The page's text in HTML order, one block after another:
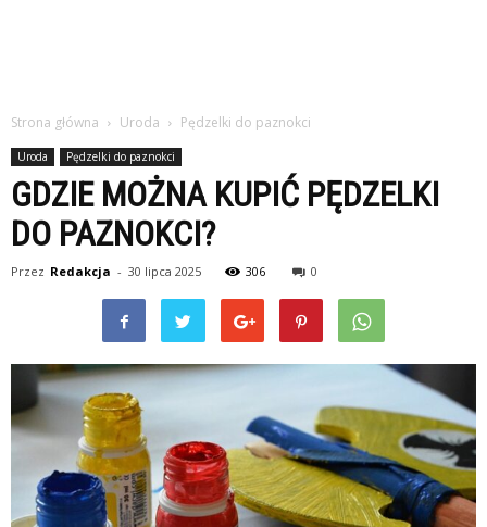
Strona główna Uroda Pędzelki do paznokci
Uroda Pędzelki do paznokci
GDZIE MOŻNA KUPIĆ PĘDZELKI
DO PAZNOKCI?
Przez Redakcja - 30 lipca 2025 306 0